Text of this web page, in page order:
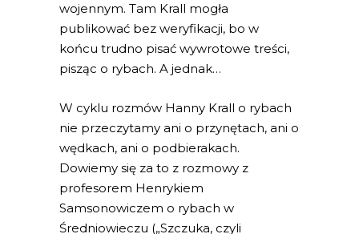
wojennym. Tam Krall mogła
publikować bez weryfikacji, bo w
końcu trudno pisać wywrotowe treści,
pisząc o rybach. A jednak…
W cyklu rozmów Hanny Krall o rybach
nie przeczytamy ani o przynętach, ani o
wędkach, ani o podbierakach.
Dowiemy się za to z rozmowy z
profesorem Henrykiem
Samsonowiczem o rybach w
Średniowieczu („Szczuka, czyli